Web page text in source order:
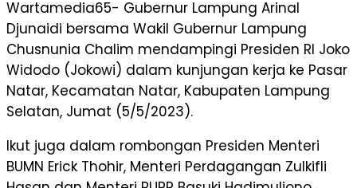
Wartamedia65- Gubernur Lampung Arinal
Djunaidi bersama Wakil Gubernur Lampung
Chusnunia Chalim mendampingi Presiden RI Joko
Widodo (Jokowi) dalam kunjungan kerja ke Pasar
Natar, Kecamatan Natar, Kabupaten Lampung
Selatan, Jumat (5/5/2023).
Ikut juga dalam rombongan Presiden Menteri
BUMN Erick Thohir, Menteri Perdagangan Zulkifli